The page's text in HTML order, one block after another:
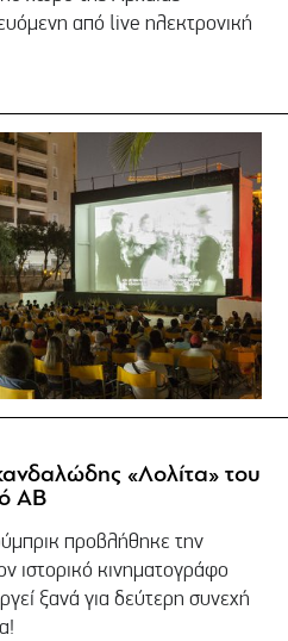
από live ηλεκτρονική
«Λολίτα» του
ΑΒ
προβλήθηκε την
ιστορικό κινηματογράφο
ξανά για δεύτερη συνεχή